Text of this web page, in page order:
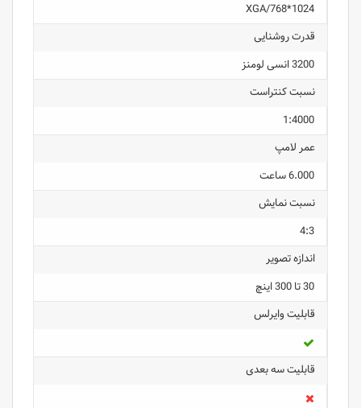
1024*768/XGA
قدرت روشنایی
3200 انسی لومنز
نسبت کنتراست
1:4000
عمر لامپ
6.000 ساعت
نسبت نمایش
4:3
اندازه تصویر
30 تا 300 اینچ
قابلیت وایرلس
قابلیت سه بعدی